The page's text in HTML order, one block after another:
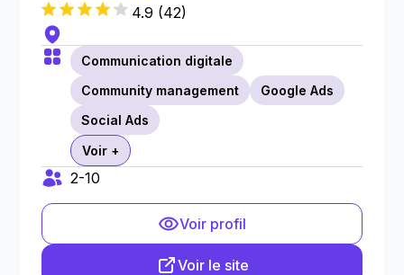
4.9 (42)
Communication digitale
Community management
Google Ads
Social Ads
Voir +
2-10
Voir profil
Voir le site